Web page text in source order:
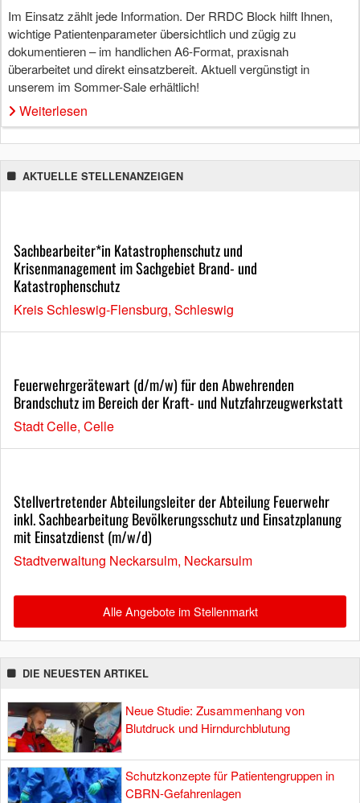
Im Einsatz zählt jede Information. Der RRDC Block hilft Ihnen,
wichtige Patientenparameter übersichtlich und zügig zu
dokumentieren – im handlichen A6-Format, praxisnah
überarbeitet und direkt einsatzbereit. Aktuell vergünstigt in
unserem im Sommer-Sale erhältlich!
Weiterlesen
AKTUELLE STELLENANZEIGEN
Sachbearbeiter*in Katastrophenschutz und
Krisenmanagement im Sachgebiet Brand- und
Katastrophenschutz
Kreis Schleswig-Flensburg, Schleswig
Feuerwehrgerätewart (d/m/w) für den Abwehrenden
Brandschutz im Bereich der Kraft- und Nutzfahrzeugwerkstatt
Stadt Celle, Celle
Stellvertretender Abteilungsleiter der Abteilung Feuerwehr
inkl. Sachbearbeitung Bevölkerungsschutz und Einsatzplanung
mit Einsatzdienst (m/w/d)
Stadtverwaltung Neckarsulm, Neckarsulm
Alle Angebote im Stellenmarkt
DIE NEUESTEN ARTIKEL
Neue Studie: Zusammenhang von
Blutdruck und Hirndurchblutung
Schutzkonzepte für Patientengruppen in
CBRN-Gefahrenlagen